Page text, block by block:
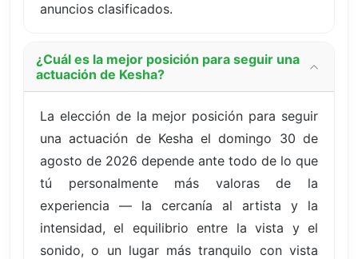
anuncios clasificados.
¿Cuál es la mejor posición para seguir una
actuación de Kesha?
La elección de la mejor posición para seguir
una actuación de Kesha el domingo 30 de
agosto de 2026 depende ante todo de lo que
tú personalmente más valoras de la
experiencia — la cercanía al artista y la
intensidad, el equilibrio entre la vista y el
sonido, o un lugar más tranquilo con vista